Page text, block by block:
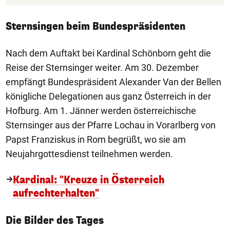
Sternsingen beim Bundespräsidenten
Nach dem Auftakt bei Kardinal Schönborn geht die
Reise der Sternsinger weiter. Am 30. Dezember
empfängt Bundespräsident Alexander Van der Bellen
königliche Delegationen aus ganz Österreich in der
Hofburg. Am 1. Jänner werden österreichische
Sternsinger aus der Pfarre Lochau in Vorarlberg von
Papst Franziskus in Rom begrüßt, wo sie am
Neujahrgottesdienst teilnehmen werden.
Kardinal: "Kreuze in Österreich
aufrechterhalten"
Die Bilder des Tages
1/50